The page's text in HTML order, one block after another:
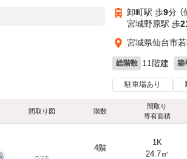
卸町駅 歩9分 （
宮城野原駅 歩
宮城県仙台市
総階数 11階建 築
駐車場あり
間取り図 階数
間取り
専有面積
4階
1K
24.7㎡